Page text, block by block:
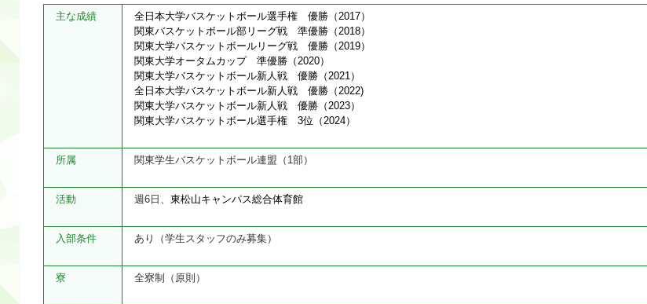
主な成績
全日本大学バスケットボール選手権 優勝（2017）
関東バスケットボール部リーグ戦 準優勝（2018）
関東大学バスケットボールリーグ戦 優勝（2019）
関東大学オータムカップ 準優勝（2020）
関東大学バスケットボール新人戦 優勝（2021）
全日本大学バスケットボール新人戦 優勝（2022)
関東大学バスケットボール新人戦 優勝（2023）
関東大学バスケットボール選手権 3位（2024）
所属 関東学生バスケットボール連盟（1部）
活動 週6日、 東松山キャンパス総合体育館
入部条件 あり（学生スタッフのみ募集）
寮 全寮制（原則）